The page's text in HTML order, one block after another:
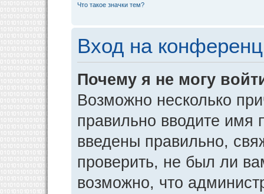
Что такое значки тем?
Вход на
Почему я не могу
Возможно несколько
правильно вводите имя
введены правильно,
проверить, не был ли
возможно, что